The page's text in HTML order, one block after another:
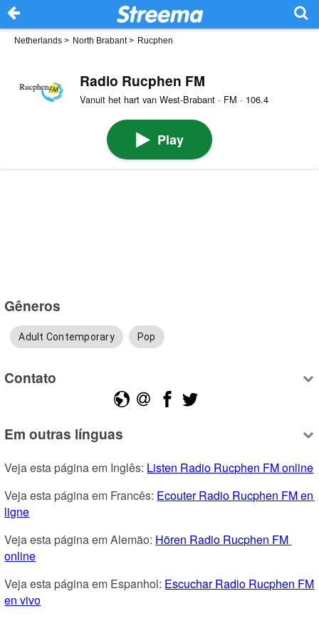
Netherlands > North Brabant> Rucphen
Radio Rucphen FM
Vanuit het hart van West-Brabant · FM · 106.4
Play
Gêneros
Adult Contemporary Pop
Contato
Em outras línguas
Veja esta página em Inglês: Listen Radio Rucphen FM online
Veja esta página em Francês: Ecouter Radio Rucphen FM en
ligne
Veja esta página em Alemão: Hören Radio Rucphen FM
online
Veja esta página em Espanhol: Escuchar Radio Rucphen FM
en vivo